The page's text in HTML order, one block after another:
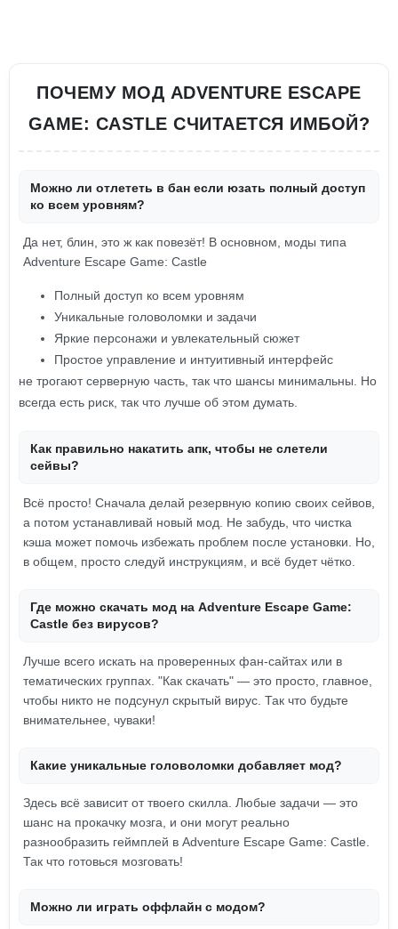
ПОЧЕМУ МОД ADVENTURE ESCAPE
GAME: CASTLE СЧИТАЕТСЯ ИМБОЙ?
Можно ли отлететь в бан если юзать полный доступ
ко всем уровням?
Да нет, блин, это ж как повезёт! В основном, моды типа
Adventure Escape Game: Castle
Полный доступ ко всем уровням
Уникальные головоломки и задачи
Яркие персонажи и увлекательный сюжет
Простое управление и интуитивный интерфейс
не трогают серверную часть, так что шансы минимальны. Но
всегда есть риск, так что лучше об этом думать.
Как правильно накатить апк, чтобы не слетели
сейвы?
Всё просто! Сначала делай резервную копию своих сейвов,
а потом устанавливай новый мод. Не забудь, что чистка
кэша может помочь избежать проблем после установки. Но,
в общем, просто следуй инструкциям, и всё будет чётко.
Где можно скачать мод на Adventure Escape Game:
Castle без вирусов?
Лучше всего искать на проверенных фан-сайтах или в
тематических группах. "Как скачать" — это просто, главное,
чтобы никто не подсунул скрытый вирус. Так что будьте
внимательнее, чуваки!
Какие уникальные головоломки добавляет мод?
Здесь всё зависит от твоего скилла. Любые задачи — это
шанс на прокачку мозга, и они могут реально
разнообразить геймплей в Adventure Escape Game: Castle.
Так что готовься мозговать!
Можно ли играть оффлайн с модом?